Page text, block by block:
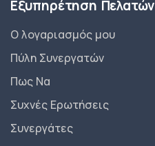
Εξυπηρέτηση Πελατών
Ο λογαριασμός μου
Πύλη Συνεργατών
Πως Να
Συχνές Ερωτήσεις
Συνεργάτες